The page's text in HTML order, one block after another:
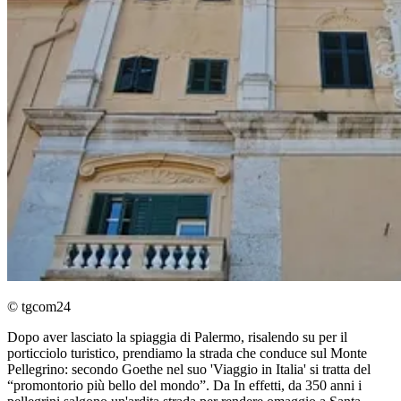
© tgcom24
Dopo aver lasciato la spiaggia di Palermo, risalendo su per il
porticciolo turistico, prendiamo la strada che conduce sul Monte
Pellegrino: secondo Goethe nel suo 'Viaggio in Italia' si tratta del
“promontorio più bello del mondo”. Da In effetti, da 350 anni i